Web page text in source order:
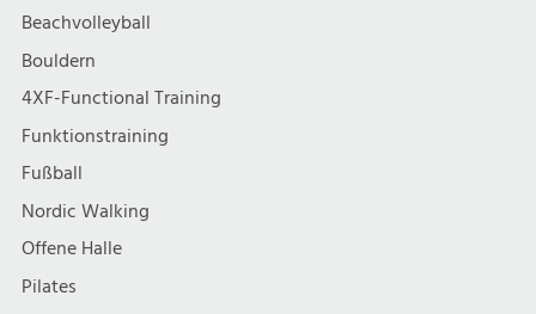
Beachvolleyball
Bouldern
4XF-Functional Training
Funktionstraining
Fußball
Nordic Walking
Offene Halle
Pilates